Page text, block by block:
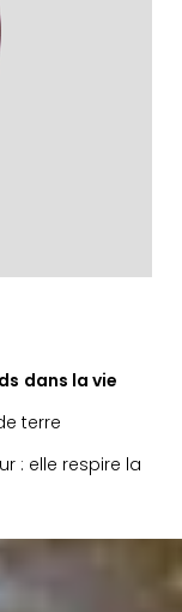
dans la vie
terre
: elle respire la